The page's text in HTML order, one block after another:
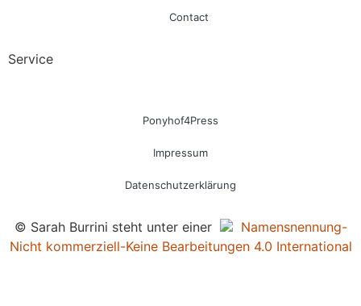
Contact
Service
Ponyhof4Press
Impressum
Datenschutzerklärung
© Sarah Burrini steht unter einer
Namensnennung-
Nicht kommerziell-Keine Bearbeitungen 4.0 International